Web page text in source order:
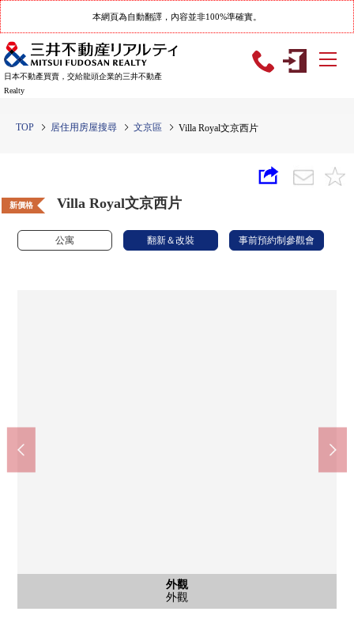
本網頁為自動翻譯，內容並非100%準確實。
日本不動產買賣，交給龍頭企業的三井不動產
Realty
TOP 居住用房屋搜尋 文京區 Villa Royal文京西片
新價格 Villa Royal文京西片
公寓 翻新＆改裝 事前預約制參觀會
外觀
外觀
客廳
客廳
客廳
客廳
廚房
廚房
廚房
廚房
室內
西式房間
室內
西式房間
公共汽車
公共汽車
洗臉
洗臉
廁所
廁所
室內
西式房間
室內
西式房間
室內
西式房間
收納
收納
收納
收納
室內
西式房間
室內
西式房間
收納
收納
收納
收納
收納
收納
風景
風景
風景
風景
風景
風景
外觀
外觀
入口
入口
入口
入口
入口
入口
停車場
停車場
停車場
停車場
春日站(都營地下鐵大江戶線)(約740m)
步行10分鐘。
Queens伊勢丹小石川商店(約310m)
步行4分鐘。
Mybasket西片1丁目商店(約280m)
步行4分鐘。
大榮小石川商店(約490m)
步行7分鐘。
doraggupapasu小石川1丁目商店(約420m)
步行6分鐘。